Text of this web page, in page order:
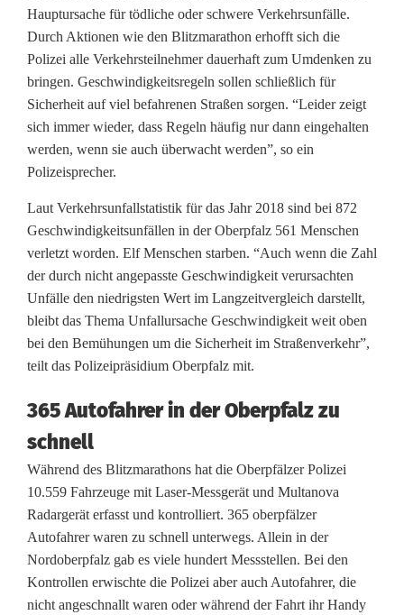
b
i
l
a
n
z
u
m
B
l
z
m
a
r
a
Hauptursache für tödliche oder schwere Verkehrsunfälle.
Durch Aktionen wie den Blitzmarathon erhofft sich die
Polizei alle Verkehrsteilnehmer dauerhaft zum Umdenken zu
bringen. Geschwindigkeitsregeln sollen schließlich für
Sicherheit auf viel befahrenen Straßen sorgen. “Leider zeigt
sich immer wieder, dass Regeln häufig nur dann eingehalten
werden, wenn sie auch überwacht werden”, so ein
Polizeisprecher.
Laut Verkehrsunfallstatistik für das Jahr 2018 sind bei 872
Geschwindigkeitsunfällen in der Oberpfalz 561 Menschen
verletzt worden. Elf Menschen starben. “Auch wenn die Zahl
der durch nicht angepasste Geschwindigkeit verursachten
Unfälle den niedrigsten Wert im Langzeitvergleich darstellt,
bleibt das Thema Unfallursache Geschwindigkeit weit oben
bei den Bemühungen um die Sicherheit im Straßenverkehr”,
teilt das Polizeipräsidium Oberpfalz mit.
365 Autofahrer in der Oberpfalz zu
schnell
Während des Blitzmarathons hat die Oberpfälzer Polizei
10.559 Fahrzeuge mit Laser-Messgerät und Multanova
Radargerät erfasst und kontrolliert. 365 oberpfälzer
Autofahrer waren zu schnell unterwegs. Allein in der
Nordoberpfalz gab es viele hundert Messstellen. Bei den
Kontrollen erwischte die Polizei aber auch Autofahrer, die
nicht angeschnallt waren oder während der Fahrt ihr Handy